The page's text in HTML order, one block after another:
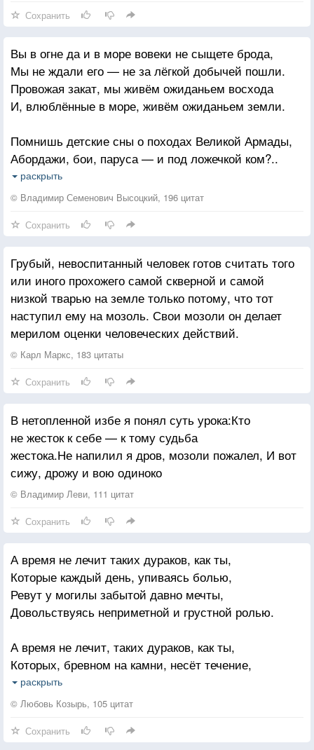
Давно лимит закончился на слёзы
Печальный взор чуть помутнел от соли
Израненный, осмеянный, опальный
Он умирал но шёл вперёд упрямый
Не нужный никому последний ангел
Непонятый закиданный камнями
Сохранить
Вы в огне да и в море вовеки не сыщете брода,
Мы не ждали его — не за лёгкой добычей пошли.
Провожая закат, мы живём ожиданьем восхода
И, влюблённые в море, живём ожиданьем земли.
Помнишь детские сны о походах Великой Армады,
Абордажи, бои, паруса — и под ложечкой ком?..
Всё сбылось: "Становись!
Становись!" —
Это требует море: скорей становись моряком!
Наверху, впереди — злее ветры, багровее зори.
Правда, сверху — видней, впереди же — исход и
земля.
Вы матросские робы, кровавые ваши мозоли
Не забудьте, ребята, когда-то надев кителя!
Горизонт опрокинулся, мачты упали ничком.
Становись, становись, становись человеком скорее!
Это значит на море — скорей становись моряком!
Поднимаемся к небу по вантам, как будто по вехам,
Там и ветер живой — он кричит, а не шепчет
тайком:
человеком!"
Это значит на море — скорей становись моряком!
Чтоб отсутствием долгим вас близкие не
попрекали,
Не грубейте душой и не будьте покорны судьбе.
Становясь капитаном, храните матроса в себе!
раскрыть
© Владимир Семенович Высоцкий, 196 цитат
Сохранить
Грубый, невоспитанный человек готов считать того
или иного прохожего самой скверной и самой
низкой тварью на земле только потому, что тот
наступил ему на мозоль. Свои мозоли он делает
мерилом оценки человеческих действий.
© Карл Маркс, 183 цитаты
Сохранить
В нетопленной избе я понял суть урока:Кто
не жесток к себе — к тому судьба
жестока.Не напилил я дров, мозоли пожалел, И вот
сижу, дрожу и вою одиноко
© Владимир Леви, 111 цитат
Сохранить
А время не лечит таких дураков, как ты,
Которые каждый день, упиваясь болью,
Ревут у могилы забытой давно мечты,
Довольствуясь неприметной и грустной ролью.
А время не лечит, таких дураков, как ты,
Которых, бревном на камни, несёт течение,
Которые только и знают, что жечь мосты,
О чём-то мечтать и жить, не придя в движенье.
А время не лечит таких дураков, как ты,
раскрыть
© Любовь Козырь, 105 цитат
Сохранить